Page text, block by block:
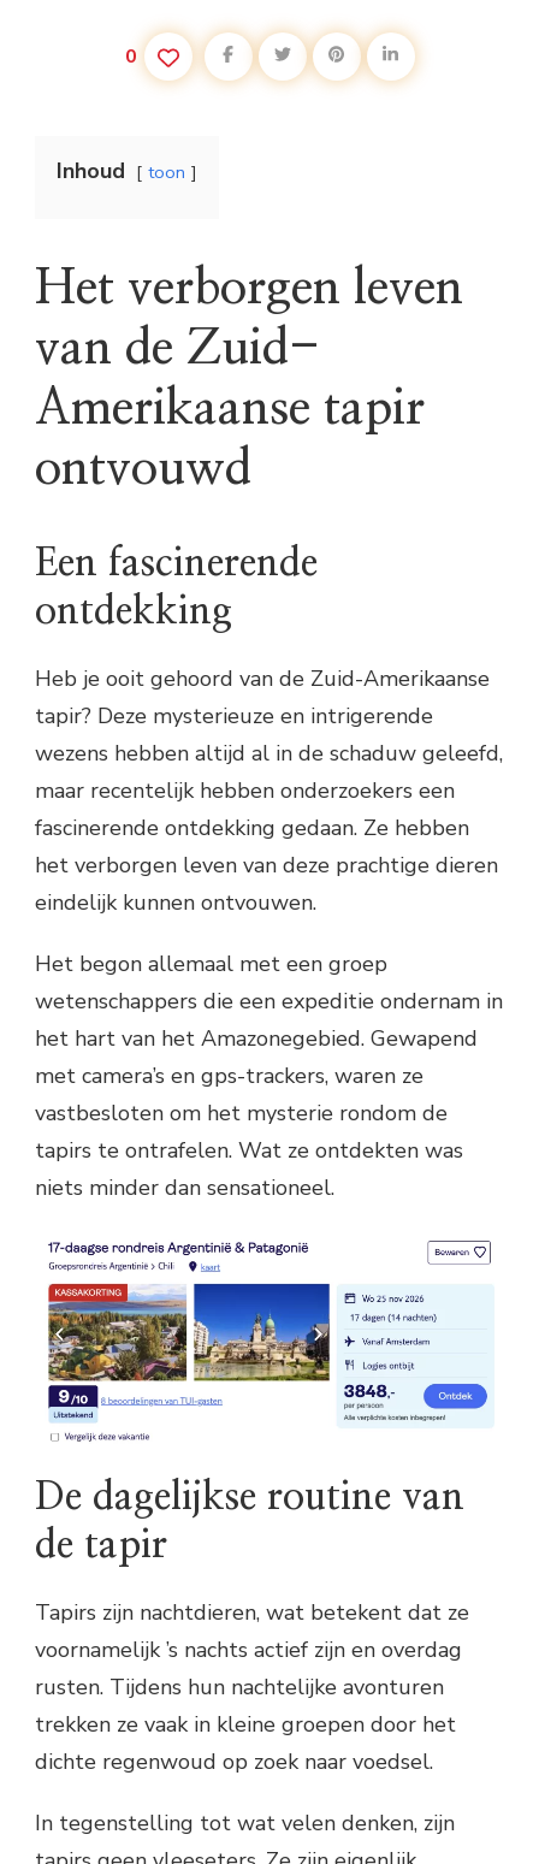
0
Inhoud toon
Het verborgen leven
van de Zuid-
Amerikaanse tapir
ontvouwd
Een fascinerende
ontdekking
Heb je ooit gehoord van de Zuid-Amerikaanse
tapir? Deze mysterieuze en intrigerende
wezens hebben altijd al in de schaduw geleefd,
maar recentelijk hebben onderzoekers een
fascinerende ontdekking gedaan. Ze hebben
het verborgen leven van deze prachtige dieren
eindelijk kunnen ontvouwen.
Het begon allemaal met een groep
wetenschappers die een expeditie ondernam in
het hart van het Amazonegebied. Gewapend
met camera’s en gps-trackers, waren ze
vastbesloten om het mysterie rondom de
tapirs te ontrafelen. Wat ze ontdekten was
niets minder dan sensationeel.
De dagelijkse routine van
de tapir
Tapirs zijn nachtdieren, wat betekent dat ze
voornamelijk ’s nachts actief zijn en overdag
rusten. Tijdens hun nachtelijke avonturen
trekken ze vaak in kleine groepen door het
dichte regenwoud op zoek naar voedsel.
In tegenstelling tot wat velen denken, zijn